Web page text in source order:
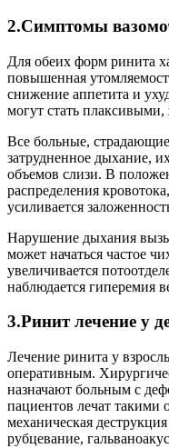
2.Симптомы
Для обеих форм ринита
повышенная
снижение аппетита и
могут стать плаксивыми,
Все больные,
затрудненное дыхание,
объемов слизи. В
распределения
усиливается
Нарушение дыхания
может начаться частое
увеличивается
наблюдается гиперемия
3.Ринит лечение у
Лечение ринита у
оперативным.
назначают больным с
пациентов лечат такими
механическая
рубцевание,